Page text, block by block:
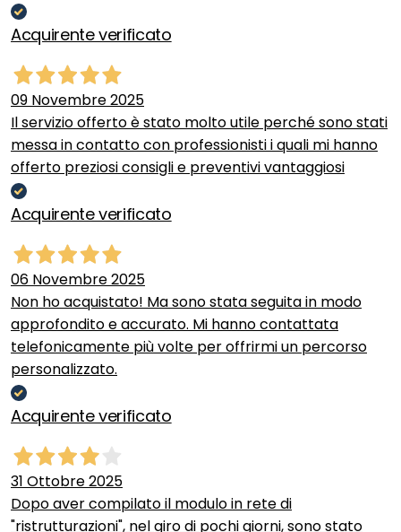
Acquirente verificato
09 Novembre 2025
Il servizio offerto è stato molto utile perché sono stati
messa in contatto con professionisti i quali mi hanno
offerto preziosi consigli e preventivi vantaggiosi
Acquirente verificato
06 Novembre 2025
Non ho acquistato! Ma sono stata seguita in modo
approfondito e accurato. Mi hanno contattata
telefonicamente più volte per offrirmi un percorso
personalizzato.
Acquirente verificato
31 Ottobre 2025
Dopo aver compilato il modulo in rete di
"ristrutturazioni", nel giro di pochi giorni, sono stato